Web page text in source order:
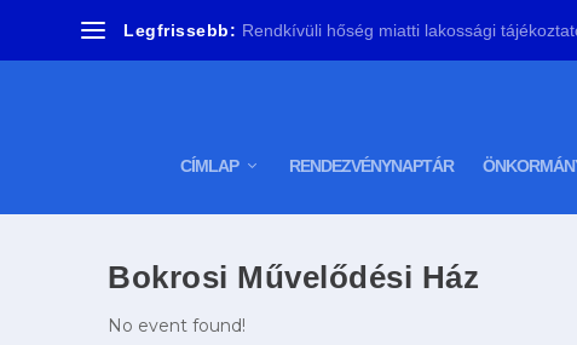
Legfrissebb: Rendkívüli hőség miatti lakossági
CÍMLAP RENDEZVÉNYNAPTÁR
Bokrosi Művelődési Ház
No event found!